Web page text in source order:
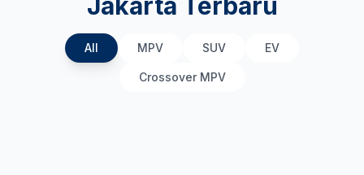
All MPV SUV EV
Crossover MPV